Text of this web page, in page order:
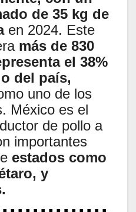
de 35 kg de
en 2024. Este
más de 830
el 38%
del país,
uno de los
México es el
de pollo a
importantes
estados como
y